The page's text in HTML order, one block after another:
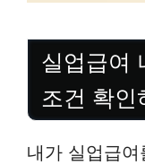
실업급여
조건 확인
내가 실업급